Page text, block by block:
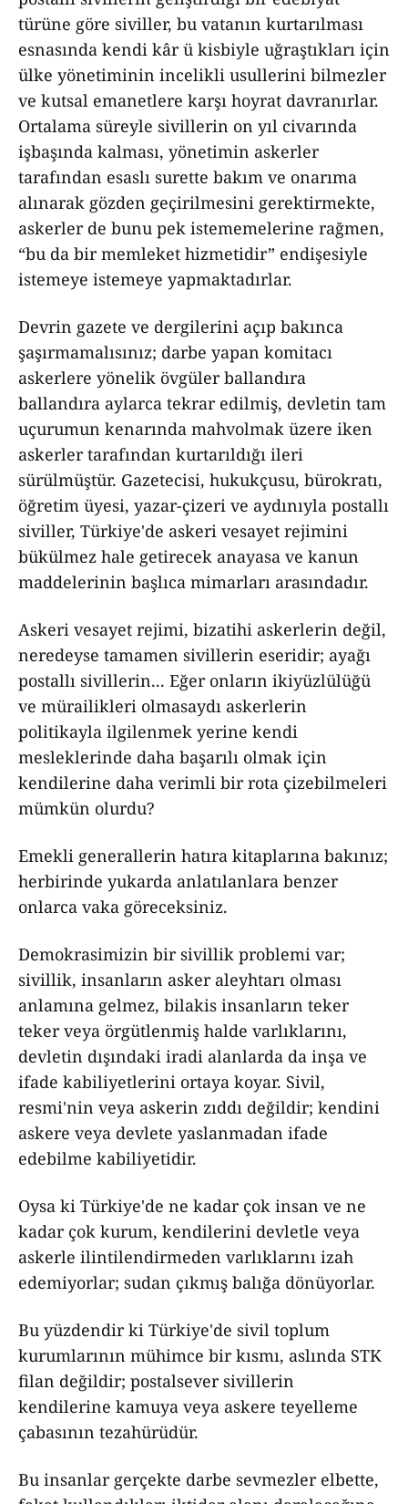
türüne göre siviller, bu vatanın kurtarılması
esnasında kendi kâr ü kisbiyle uğraştıkları için
ülke yönetiminin incelikli usullerini bilmezler
ve kutsal emanetlere karşı hoyrat davranırlar.
Ortalama süreyle sivillerin on yıl civarında
işbaşında kalması, yönetimin askerler
tarafından esaslı surette bakım ve onarıma
alınarak gözden geçirilmesini gerektirmekte,
askerler de bunu pek istememelerine rağmen,
“bu da bir memleket hizmetidir” endişesiyle
istemeye istemeye yapmaktadırlar.
Devrin gazete ve dergilerini açıp bakınca
şaşırmamalısınız; darbe yapan komitacı
askerlere yönelik övgüler ballandıra
ballandıra aylarca tekrar edilmiş, devletin tam
uçurumun kenarında mahvolmak üzere iken
askerler tarafından kurtarıldığı ileri
sürülmüştür. Gazetecisi, hukukçusu, bürokratı,
öğretim üyesi, yazar-çizeri ve aydınıyla postallı
siviller, Türkiye'de askeri vesayet rejimini
bükülmez hale getirecek anayasa ve kanun
maddelerinin başlıca mimarları arasındadır.
Askeri vesayet rejimi, bizatihi askerlerin değil,
neredeyse tamamen sivillerin eseridir; ayağı
postallı sivillerin... Eğer onların ikiyüzlülüğü
ve mürailikleri olmasaydı askerlerin
politikayla ilgilenmek yerine kendi
mesleklerinde daha başarılı olmak için
kendilerine daha verimli bir rota çizebilmeleri
mümkün olurdu?
Emekli generallerin hatıra kitaplarına bakınız;
herbirinde yukarda anlatılanlara benzer
onlarca vaka göreceksiniz.
Demokrasimizin bir sivillik problemi var;
sivillik, insanların asker aleyhtarı olması
anlamına gelmez, bilakis insanların teker
teker veya örgütlenmiş halde varlıklarını,
devletin dışındaki iradi alanlarda da inşa ve
ifade kabiliyetlerini ortaya koyar. Sivil,
resmi'nin veya askerin zıddı değildir; kendini
askere veya devlete yaslanmadan ifade
edebilme kabiliyetidir.
Oysa ki Türkiye'de ne kadar çok insan ve ne
kadar çok kurum, kendilerini devletle veya
askerle ilintilendirmeden varlıklarını izah
edemiyorlar; sudan çıkmış balığa dönüyorlar.
Bu yüzdendir ki Türkiye'de sivil toplum
kurumlarının mühimce bir kısmı, aslında STK
filan değildir; postalsever sivillerin
kendilerine kamuya veya askere teyelleme
çabasının tezahürüdür.
Bu insanlar gerçekte darbe sevmezler elbette,